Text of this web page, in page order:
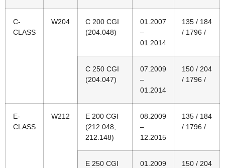
C-
CLASS
W204
C 200 CGI
(204.048)
01.2007
–
01.2014
135 / 184
/ 1796 /
C 250 CGI
(204.047)
07.2009
–
01.2014
150 / 204
/ 1796 /
E-
CLASS
W212
E 200 CGI
(212.048,
212.148)
08.2009
–
12.2015
135 / 184
/ 1796 /
E 250 CGI
01.2009
150 / 204